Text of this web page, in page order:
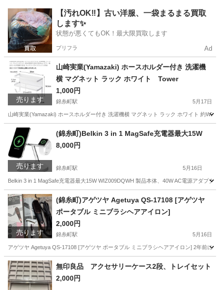
東京 墨田区 錦糸町駅 テーブル Flexispot
【汚れOK‼️】古い洋服、一袋まるまる買取
します✨
状態が悪くてもOK！最大限買取します
プリフラ Ad
売ります
山崎実業(Yamazaki) ホースホルダー付き 洗濯機
横 マグネット ラック ホワイト Tower
1,000円
錦糸町駅 5月17日
山崎実業(Yamazaki) ホースホルダー付き 洗濯機横 マグネット ラック ホワイト 約
東京 錦糸町駅
売ります
(錦糸町)Belkin 3 in 1 MagSafe充電器最大15W
8,000円
錦糸町駅 5月16日
Belkin 3 in 1 MagSafe充電器最大15W WIZ009DQWH 製品本体、40W AC電源アダプ
東京 墨田区 錦糸町駅 その他
売ります
(錦糸町)アゲツヤ Agetuya QS-17108 [アゲツヤ
ポータブル ミニブラシヘアアイロン]
2,000円
錦糸町駅 5月16日
アゲツヤ Agetuya QS-17108 [アゲツヤ ポータブル ミニブラシヘアアイロン] 2年前に
東京 墨田区 錦糸町駅 美容家電 コード
無印良品 アクセサリーケース2段、トレイセット
2,000円